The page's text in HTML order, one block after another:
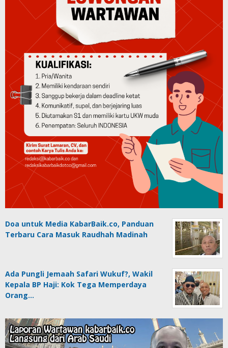
Doa untuk Media KabarBaik.co, Panduan
Terbaru Cara Masuk Raudhah Madinah
Ada Pungli Jemaah Safari Wukuf?, Wakil
Kepala BP Haji: Kok Tega Memperdaya
Orang…